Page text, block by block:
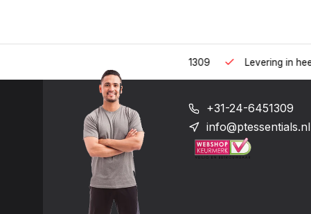
Levering in heel
+31-24-6451309
info@ptessentials.nl